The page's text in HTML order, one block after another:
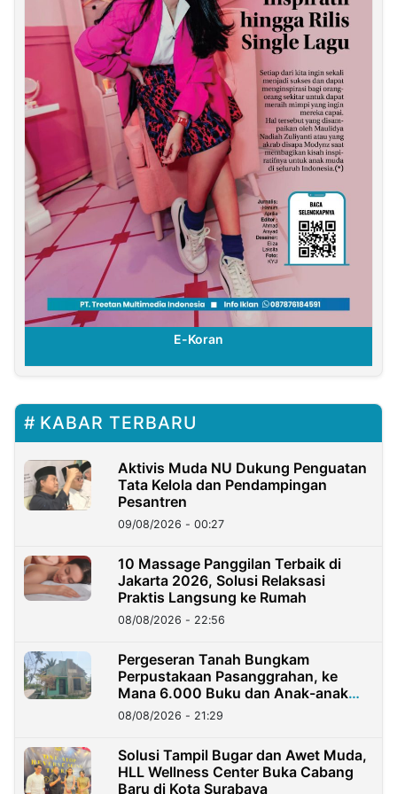
E-Koran
KABAR TERBARU
Aktivis Muda NU Dukung Penguatan
Tata Kelola dan Pendampingan
Pesantren
09/08/2026 - 00:27
10 Massage Panggilan Terbaik di
Jakarta 2026, Solusi Relaksasi
Praktis Langsung ke Rumah
08/08/2026 - 22:56
Pergeseran Tanah Bungkam
Perpustakaan Pasanggrahan, ke
Mana 6.000 Buku dan Anak-anak
Kini?
08/08/2026 - 21:29
Solusi Tampil Bugar dan Awet Muda,
HLL Wellness Center Buka Cabang
Baru di Kota Surabaya